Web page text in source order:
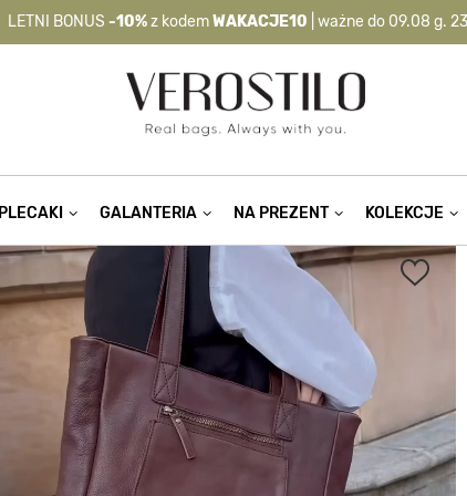
LETNI BONUS -10%z kodemWAKACJE10 | ważne do 09.08 g.
WAKACJE10 | nie dotyczy produktów z flagą OKAZJA
PLECAKI GALANTERIA NA PREZENT KOLEKCJE